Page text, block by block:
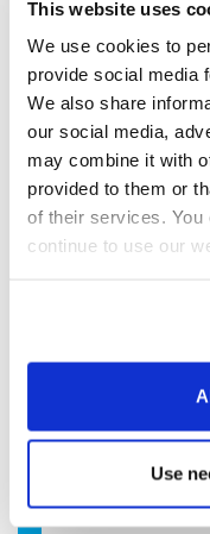
This website uses
We use cookies to
provide social media
We also share
our social media,
may combine it with
provided to them or
of their services.
continue to use our
Use
Малое время
Равномерное
обугливанию сахара
потери сахара
Надёжная работа
колебаниях
Удобство доступа
Компактность
Опция: